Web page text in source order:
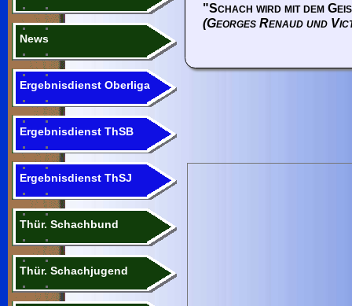
News
Ergebnisdienst Oberliga
Ergebnisdienst ThSB
Ergebnisdienst ThSJ
Thür. Schachbund
Thür. Schachjugend
"Schach wird mit dem
(Georges Renaud und